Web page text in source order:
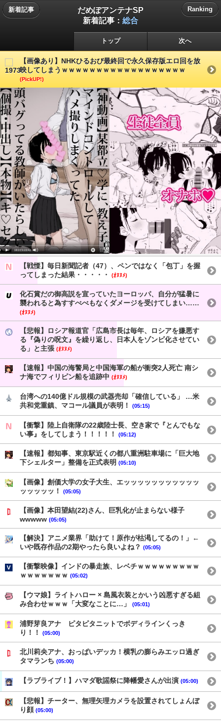
新着記事
だめぽアンテナSP
新着記事： 総合
Ranking
トップ 次へ
【画像あり】NHKひるおび最終回で永久保存版エロ回を放
映してしまうｗｗｗｗｗｗｗｗｗｗｗｗｗｗｗｗｗｗ
(PickUP!)
【戦慄】毎日新聞記者（47）、ペンではなく「包丁」を握
ってしまった結果・・・・・
(ｵﾇﾇﾒ)
化石賞だの御高説を宣っていたヨーロッパ、自分が猛暑に
襲われると為すすべべもなくダメージを受けてしまい……
(ｵﾇﾇﾒ)
【悲報】ロシア報道官「広島市長は毎年、ロシアを嫌悪す
る『偽りの呪文』を繰り返し、日本人をゾンビ化させてい
る」と主張 (ｵﾇﾇﾒ)
【速報】中国の海警局と中国海軍の船が衝突2人死亡 南シ
ナ海でフィリピン船を追跡中 (ｵﾇﾇﾒ)
台湾への140億ドル規模の武器売却「確信している」 …米
共和党重鎮、マコール議員が表明！
(05:15)
【衝撃】陸上自衛隊の22歳陸士長、空き家で『とんでもな
い事』をしてしまう！！！！！
(05:12)
【速報】都知事、東京駅近くの都八重洲駐車場に「巨大地
下シェルター」整備を正式表明 (05:10)
【画像】創価大学の女子大生、エッッッッッッッッッッッ
ッッッッッ！
(05:05)
【画像】本田望結(22)さん、巨乳化が止まらない様子
wwwww (05:05)
【解決】アニメ業界「助けて！原作が枯渇してるの！」←
いや既存作品の2期やったら良いよね？ (05:05)
【衝撃映像】インドの暴走族、レベチｗｗｗｗｗｗｗｗｗ
ｗｗｗｗｗｗｗ (05:02)
【ウマ娘】ライトハロー × 島風衣装とかいう凶悪すぎる組
み合わせｗｗｗ「大変なことに…」
(05:01)
浦野芽良アナ ピタピタニットでボディラインくっき
り！！
(05:00)
北川莉央アナ、おっぱいデッカ！横乳の膨らみエッロ過ぎ
タマランち (05:00)
【ラブライブ！】ハマダ歌謡祭に降幡愛さんが出演 (05:00)
【悲報】チーター、無理矢理カメラを設置されてしょんぼ
り顔 (05:00)